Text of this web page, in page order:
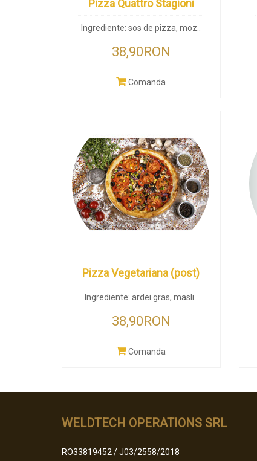
Pizza Quattro Stagioni
Ingrediente: sos de pizza, moz..
38,90RON
Comanda
Pizza Vegetariana (post)
Ingrediente: ardei gras, masli..
38,90RON
Comanda
WELDTECH OPERATIONS SRL
RO33819452 / J03/2558/2018